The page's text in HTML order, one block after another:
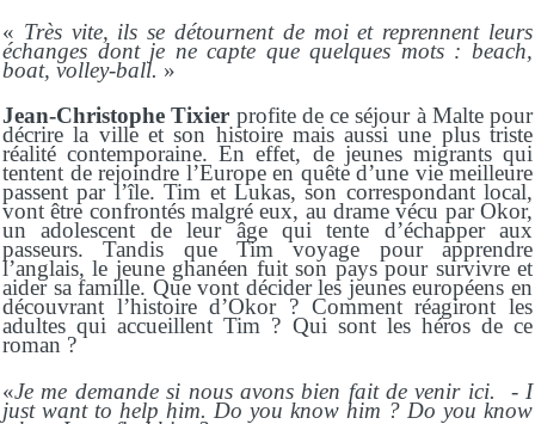
« Très vite, ils se détournent de moi et reprennent leurs
échanges dont je ne capte que quelques mots : beach,
boat, volley-ball. »
Jean-Christophe Tixier profite de ce séjour à Malte pour
décrire la ville et son histoire mais aussi une plus triste
réalité contemporaine. En effet, de jeunes migrants qui
tentent de rejoindre l’Europe en quête d’une vie meilleure
passent par l’île. Tim et Lukas, son correspondant local,
vont être confrontés malgré eux, au drame vécu par Okor,
un adolescent de leur âge qui tente d’échapper aux
passeurs. Tandis que Tim voyage pour apprendre
l’anglais, le jeune ghanéen fuit son pays pour survivre et
aider sa famille. Que vont décider les jeunes européens en
découvrant l’histoire d’Okor ? Comment réagiront les
adultes qui accueillent Tim ? Qui sont les héros de ce
roman ?
«Je me demande si nous avons bien fait de venir ici. - I
just want to help him. Do you know him ? Do you know